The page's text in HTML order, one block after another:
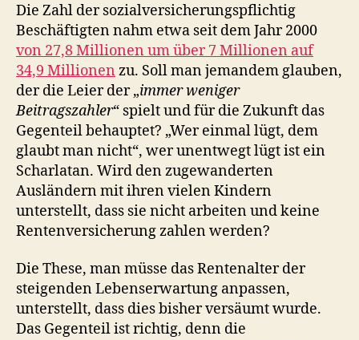
Die Zahl der sozialversicherungspflichtig
Beschäftigten nahm etwa seit dem Jahr 2000
von 27,8 Millionen um über 7 Millionen auf
34,9 Millionen zu. Soll man jemandem glauben,
der die Leier der „immer weniger
Beitragszahler“ spielt und für die Zukunft das
Gegenteil behauptet? „Wer einmal lügt, dem
glaubt man nicht“, wer unentwegt lügt ist ein
Scharlatan. Wird den zugewanderten
Ausländern mit ihren vielen Kindern
unterstellt, dass sie nicht arbeiten und keine
Rentenversicherung zahlen werden?
Die These, man müsse das Rentenalter der
steigenden Lebenserwartung anpassen,
unterstellt, dass dies bisher versäumt wurde.
Das Gegenteil ist richtig, denn die